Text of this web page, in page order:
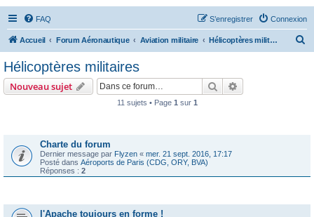
FAQ Connexion
S’enregistrer
Accueil Forum Aéronautique Aviation militaire Hélicoptères militaires
Hélicoptères militaires
Nouveau sujet Rechercher
11 sujets • Page 1 sur 1
Charte du forum
Dernier message par Flyzen « mer. 21 sept. 2016, 17:17
Posté dans Aéroports de Paris (CDG, ORY, BVA)
Réponses : 2
l'Apache toujours en forme !